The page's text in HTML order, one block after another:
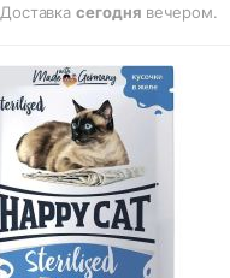
Доставкасегодня вечером.